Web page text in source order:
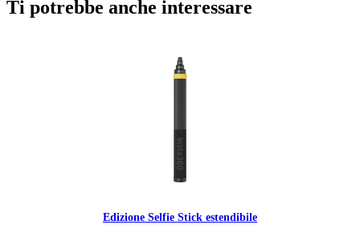
Ti potrebbe anche interessare
Edizione Selfie Stick estendibile